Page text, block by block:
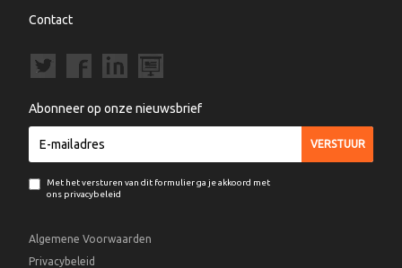
Contact
Abonneer op onze nieuwsbrief
Met het versturen van dit formulier ga je akkoord met
ons privacybeleid
Algemene Voorwaarden
Privacybeleid